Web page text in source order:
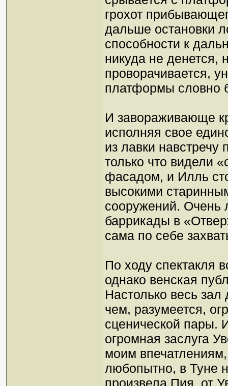
грохот
дальше остановки
способности к
никуда не денется,
проворачивается,
платформы словно
И завораживающе
исполняя свое
из лавки
только что видели
фасадом, и Илль
высокими
сооружений. Очень
баррикады в
сама по себе
По ходу спектакля
однако венская
Настолько весь
чем, разумеется,
сценической пары.
огромная заслуга
моим
любопытно, в Туне
произвела Пия, от